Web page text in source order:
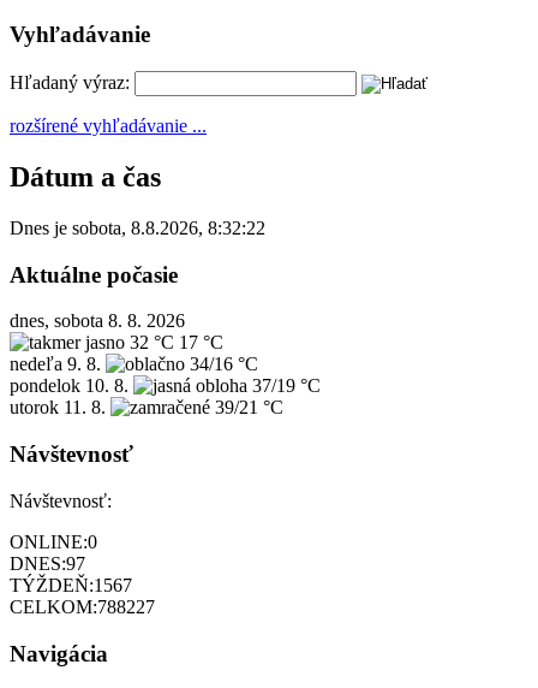
Vyhľadávanie
Hľadaný výraz:
rozšírené vyhľadávanie ...
Dátum a čas
Dnes je sobota, 8.8.2026, 8:32:22
Aktuálne počasie
dnes, sobota 8. 8. 2026
32 °C 17 °C
nedeľa 9. 8.
34/16 °C
pondelok 10. 8.
37/19 °C
utorok 11. 8. 39/21 °C
Návštevnosť
Návštevnosť:
ONLINE:0
DNES:97
TÝŽDEŇ:1567
CELKOM:788227
Navigácia